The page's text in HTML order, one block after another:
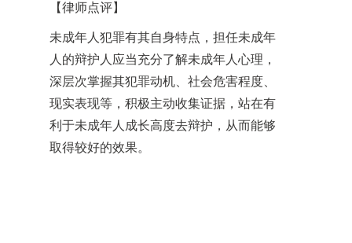
【律师点评】
未成年人犯罪有其自身特点，担任未成年
人的辩护人应当充分了解未成年人心理，
深层次掌握其犯罪动机、社会危害程度、
现实表现等，积极主动收集证据，站在有
利于未成年人成长高度去辩护，从而能够
取得较好的效果。